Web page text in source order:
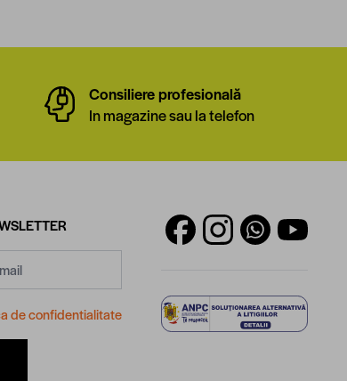
Consiliere profesională
In magazine sau la telefon
de confidentialitate